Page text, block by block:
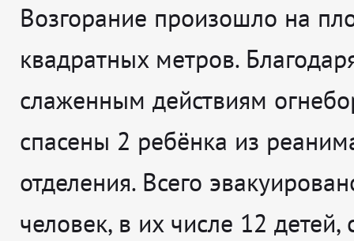
Возгорание произошло на
квадратных метров.
слаженным действиям
спасены 2 ребёнка из
отделения. Всего
человек, в их числе 12 детей,